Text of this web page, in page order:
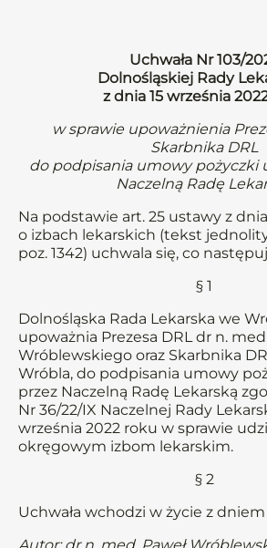
Uchwała Nr 103/
Dolnośląskiej Rady
z dnia 15 września
w sprawie upoważnienia
Skarbnika DRL
do podpisania umowy pożyczki
Naczelną Radę
Na podstawie art. 25 ustawy z
o izbach lekarskich (tekst jednolity
poz. 1342) uchwala się, co
§ 1
Dolnośląska Rada Lekarska we
upoważnia Prezesa DRL dr n. med.
Wróblewskiego oraz Skarbnika
Wróbla, do podpisania umowy
przez Naczelną Radę Lekarską
Nr 36/22/IX Naczelnej Rady
września 2022 roku w sprawie
okręgowym izbom lekarskim.
§ 2
Uchwała wchodzi w życie z